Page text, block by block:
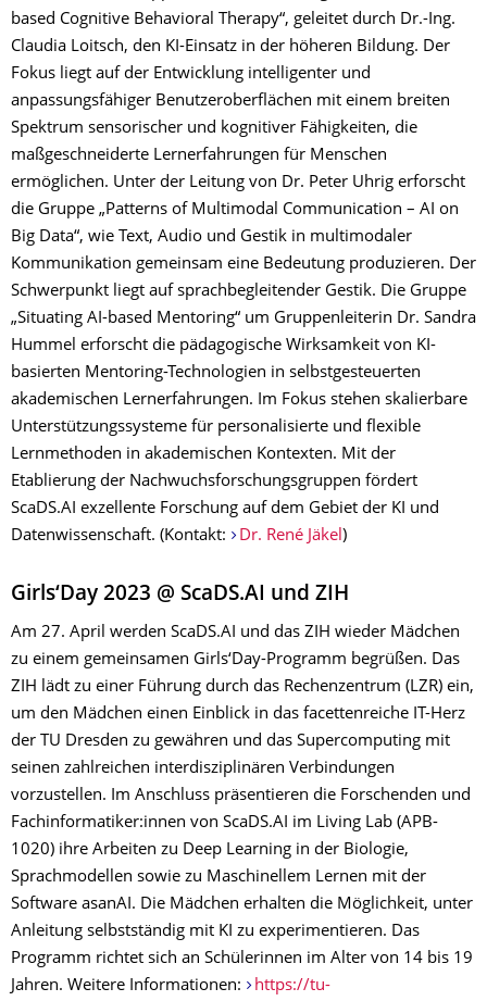
based Cognitive Behavioral Therapy“, geleitet durch Dr.-Ing.
Claudia Loitsch, den KI-Einsatz in der höheren Bildung. Der
Fokus liegt auf der Entwicklung intelligenter und
anpassungsfähiger Benutzeroberflächen mit einem breiten
Spektrum sensorischer und kognitiver Fähigkeiten, die
maßgeschneiderte Lernerfahrungen für Menschen
ermöglichen. Unter der Leitung von Dr. Peter Uhrig erforscht
die Gruppe „Patterns of Multimodal Communication – AI on
Big Data“, wie Text, Audio und Gestik in multimodaler
Kommunikation gemeinsam eine Bedeutung produzieren. Der
Schwerpunkt liegt auf sprachbegleitender Gestik. Die Gruppe
„Situating AI-based Mentoring“ um Gruppenleiterin Dr. Sandra
Hummel erforscht die pädagogische Wirksamkeit von KI-
basierten Mentoring-Technologien in selbstgesteuerten
akademischen Lernerfahrungen. Im Fokus stehen skalierbare
Unterstützungssysteme für personalisierte und flexible
Lernmethoden in akademischen Kontexten. Mit der
Etablierung der Nachwuchsforschungsgruppen fördert
ScaDS.AI exzellente Forschung auf dem Gebiet der KI und
Datenwissenschaft. (Kontakt:
Dr. René Jäkel)
Girls‘Day 2023 @ ScaDS.AI und ZIH
Am 27. April werden ScaDS.AI und das ZIH wieder Mädchen
zu einem gemeinsamen Girls‘Day-Programm begrüßen. Das
ZIH lädt zu einer Führung durch das Rechenzentrum (LZR) ein,
um den Mädchen einen Einblick in das facettenreiche IT-Herz
der TU Dresden zu gewähren und das Supercomputing mit
seinen zahlreichen interdisziplinären Verbindungen
vorzustellen. Im Anschluss präsentieren die Forschenden und
Fachinformatiker:innen von ScaDS.AI im Living Lab (APB-
1020) ihre Arbeiten zu Deep Learning in der Biologie,
Sprachmodellen sowie zu Maschinellem Lernen mit der
Software asanAI. Die Mädchen erhalten die Möglichkeit, unter
Anleitung selbstständig mit KI zu experimentieren. Das
Programm richtet sich an Schülerinnen im Alter von 14 bis 19
Jahren. Weitere Informationen:
https://tu-